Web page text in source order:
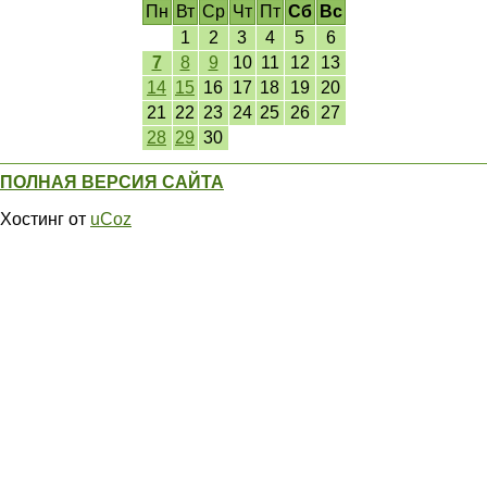
Пн Вт Ср Чт Пт Сб
Вс
1
2 3 4 5
6
7
8 9 10 11 12
13
14 15 16 17 18 19
20
21 22 23 24 25 26
27
28 29 30
ПОЛНАЯ ВЕРСИЯ САЙТА
Хостинг от uCoz